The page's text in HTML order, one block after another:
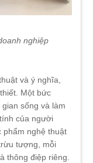
nghiệp
và ý nghĩa,
Một bức
sống và làm
của người
phẩm nghệ thuật
tượng, mỗi
thông điệp riêng.